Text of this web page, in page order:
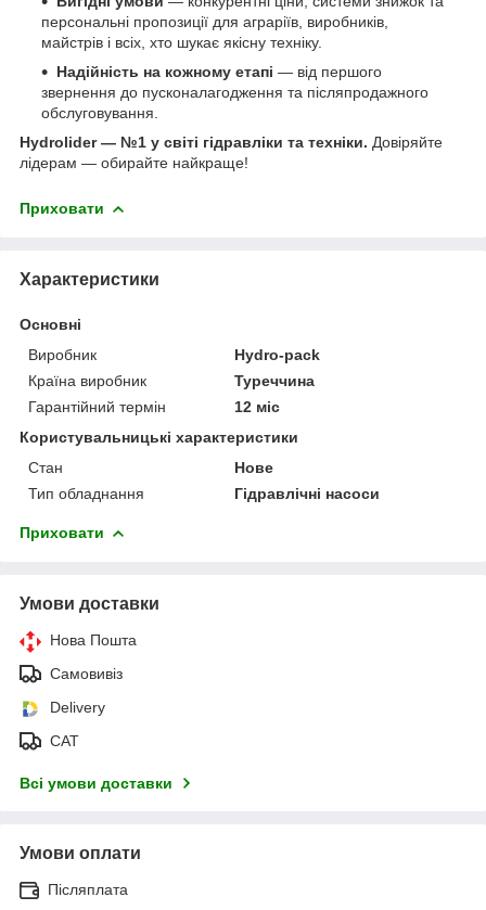
персональні пропозиції для аграріїв, виробників,
майстрів і всіх, хто шукає якісну техніку.
Надійність на кожному етапі — від першого
звернення до пусконалагодження та післяпродажного
обслуговування.
Hydrolider — №1 у світі гідравліки та техніки. Довіряйте
лідерам — обирайте найкраще!
Приховати
Характеристики
Основні
Виробник
Hydro-pack
Країна виробник
Туреччина
Гарантійний термін
12 міс
Користувальницькі характеристики
Стан
Нове
Тип обладнання
Гідравлічні насоси
Приховати
Умови доставки
Нова Пошта
Самовивіз
Delivery
САТ
Всі умови доставки
Умови оплати
Післяплата